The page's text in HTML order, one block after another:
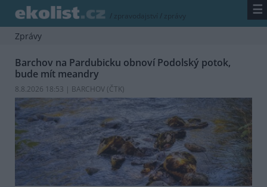
/ zpravodajství / zprávy ☰
Zprávy
Barchov na Pardubicku obnoví Podolský potok,
bude mít meandry
8.8.2026 18:53 | BARCHOV (ČTK)